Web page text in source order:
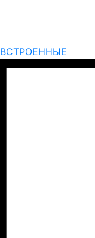
ВСТРОЕННЫЕ